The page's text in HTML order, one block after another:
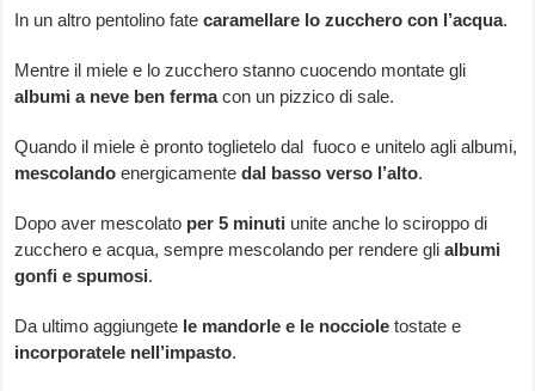
In un altro pentolino fatecaramellare lo zucchero con l’acqua.
Mentre il miele e lo zucchero stanno cuocendo montate gli
albumi a neve ben fermacon un pizzico di sale.
Quando il miele è pronto toglietelo dal fuoco e unitelo agli albumi,
mescolando energicamente dal basso verso l’alto.
Dopo aver mescolato per 5 minuti unite anche lo sciroppo di
zucchero e acqua, sempre mescolando per rendere glialbumi
gonfi e spumosi.
Da ultimo aggiungete le mandorle e le nocciole tostate e
incorporatele nell’impasto.